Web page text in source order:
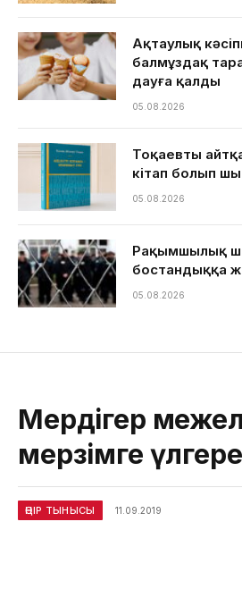
Ақтаулық
балмұздақ
дауға қалды
05.08.2026
Тоқаевтың
кітап болып
05.08.2026
Рақымшылық
бостандыққа
05.08.2026
Мердігер
мерзімге
ӨҢІР ТЫНЫСЫ 11.09.2019